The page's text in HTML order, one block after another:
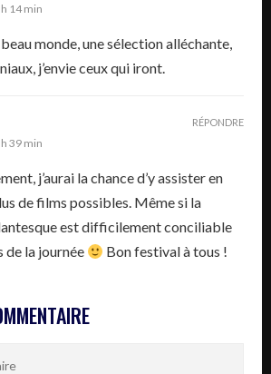
14 min
monde, une sélection alléchante,
j’envie ceux qui iront.
39 min
j’aurai la chance d’y assister en
de films possibles. Même si la
est difficilement conciliable
de la journée
Bon festival à tous !
RÉPONDRE